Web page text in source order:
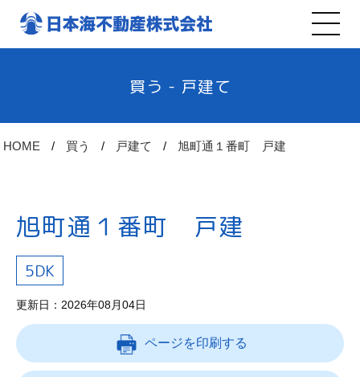
買う - 戸建て
HOME 買う 戸建て 旭町通１番町 戸建
旭町通１番町 戸建
5DK
更新日：2026年08月04日
ページを印刷する